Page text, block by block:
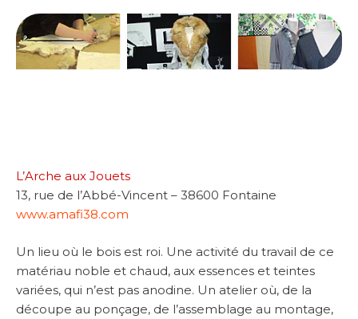
L’Arche aux Jouets
13, rue de l’Abbé-Vincent – 38600 Fontaine
www.amafi38.com
Un lieu où le bois est roi. Une activité du travail de ce
matériau noble et chaud, aux essences et teintes
variées, qui n’est pas anodine. Un atelier où, de la
découpe au ponçage, de l’assemblage au montage,